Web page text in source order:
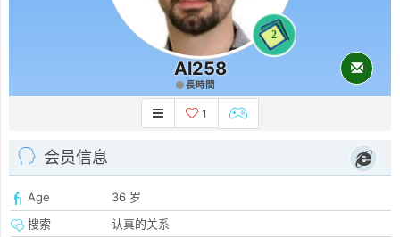
2
Al258
長時間
1
会员信息
Age
36 岁
搜索
认真的关系